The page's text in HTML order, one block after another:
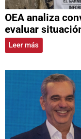
OEA analiza
evaluar
Leer más